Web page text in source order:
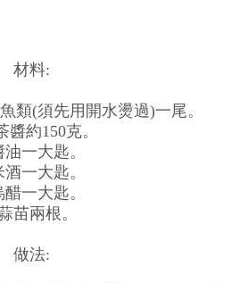
材料:
類(須先用開水燙過)一尾。
醬約150克。
油一大匙。
酒一大匙。
醋一大匙。
苗兩根。
做法: